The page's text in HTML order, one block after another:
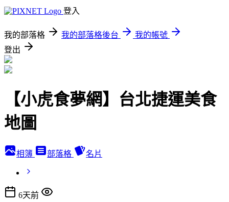
登入
我的部落格 我的部落格後台
我的帳號
登出
【小虎食夢網】台北捷運美食
地圖
相簿 部落格 名片
6天前